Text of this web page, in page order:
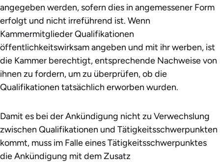
angegeben werden, sofern dies in angemessener Form
erfolgt und nicht irreführend ist. Wenn
Kammermitglieder Qualifikationen
öffentlichkeitswirksam angeben und mit ihr werben, ist
die Kammer berechtigt, entsprechende Nachweise von
ihnen zu fordern, um zu überprüfen, ob die
Qualifikationen tatsächlich erworben wurden.
Damit es bei der Ankündigung nicht zu Verwechslung
zwischen Qualifikationen und Tätigkeitsschwerpunkten
kommt, muss im Falle eines Tätigkeitsschwerpunktes
die Ankündigung mit dem Zusatz